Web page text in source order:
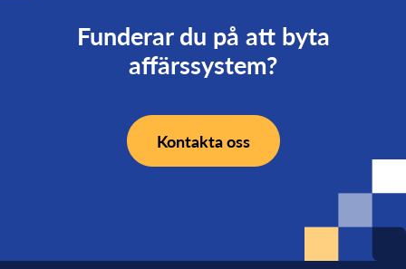
Funderar du på att byta
affärssystem?
Kontakta oss